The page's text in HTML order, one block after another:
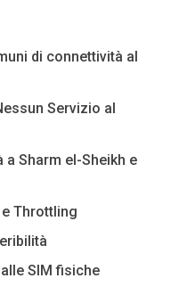
di connettività al
Servizio al
Sharm el-Sheikh e
Throttling
SIM fisiche